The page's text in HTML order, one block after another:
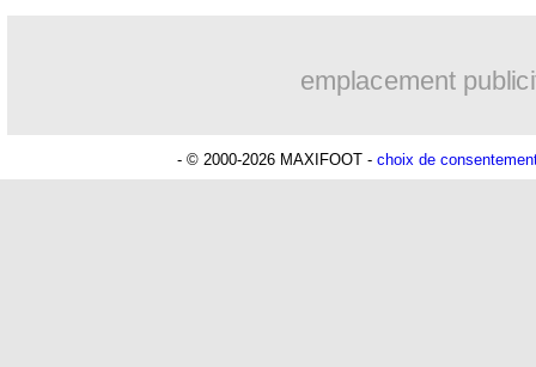
emplacement
- © 2000-2026 MAXIFOOT - choix de